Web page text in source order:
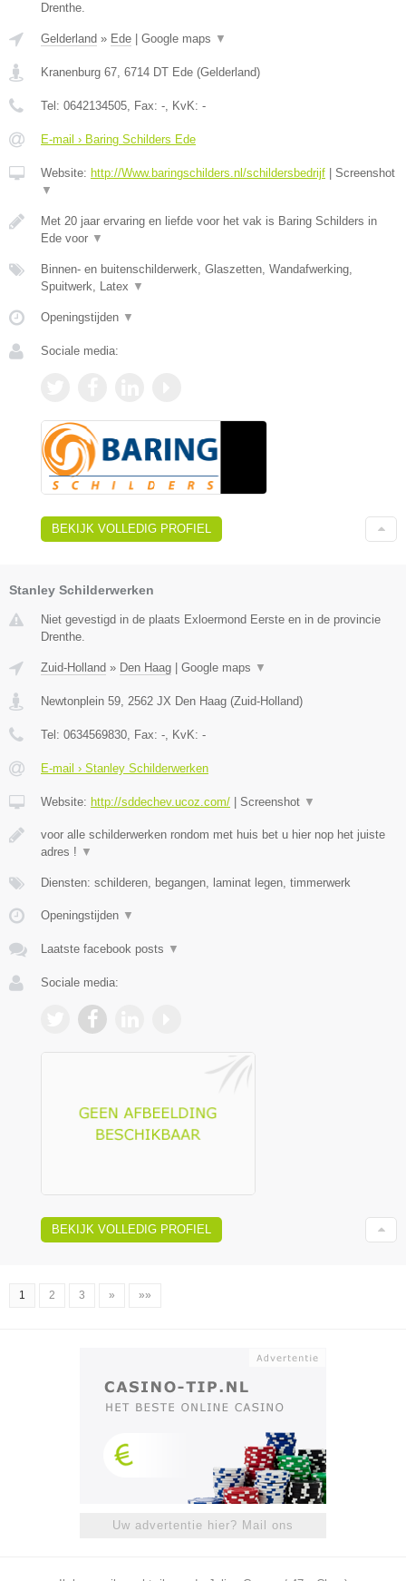
Drenthe.
Gelderland » Ede Google maps ▼
Kranenburg 67, 6714 DT Ede (Gelderland)
Tel: 0642134505, Fax: -, KvK: -
E-mail › Baring Schilders Ede
Website: http://Www.baringschilders.nl/schildersbedrijf
Screenshot
▼
Met 20 jaar ervaring en liefde voor het vak is Baring Schilders in
Ede voor ▼
Binnen- en buitenschilderwerk, Glaszetten, Wandafwerking,
Spuitwerk, Latex ▼
Openingstijden ▼
Sociale media:
BEKIJK VOLLEDIG PROFIEL
Stanley Schilderwerken
Niet gevestigd in de plaats Exloermond Eerste en in de provincie
Drenthe.
Zuid-Holland » Den Haag | Google maps ▼
Newtonplein 59 2562 JX Den Haag (Zuid-Holland)
Tel: 0634569830 , Fax: - , KvK: -
E-mail › Stanley Schilderwerken
Website: http://sddechev.ucoz.com/ | Screenshot ▼
voor alle schilderwerken rondom met huis bet u hier nop het juiste
adres ! ▼
Diensten: schilderen, begangen, laminat legen, timmerwerk
Openingstijden ▼
Laatste facebook posts ▼
Sociale media:
BEKIJK VOLLEDIG PROFIEL
1 2 3 » »»
Uw advertentie hier? Mail ons